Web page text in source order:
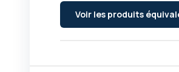
Voir les produits